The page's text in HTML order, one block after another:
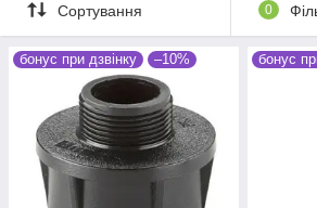
Сортування 0
бонус при дзвінку –10% бонус